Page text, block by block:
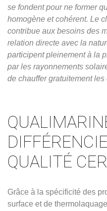
se fondent pour ne former
homogène et cohérent. Le
contribue aux besoins des
relation directe avec la
participent pleinement à la
par les rayonnements
de chauffer gratuitement
QUALITÉ
Grâce à la spécificité des
surface et de